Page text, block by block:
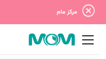
مرکز مام